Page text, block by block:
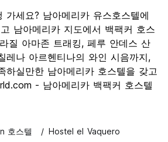
가세요? 남아메리카 유스호스텔에
남아메리카 지도에서 백팩커 호스
질 아마존 트래킹, 페루 안데스 산
레나 아르헨티나의 와인 시음까지,
하실만한 남아메리카 호스텔을 갖고
- 남아메리카 백팩커 호스텔
호스텔 Hostel el Vaquero